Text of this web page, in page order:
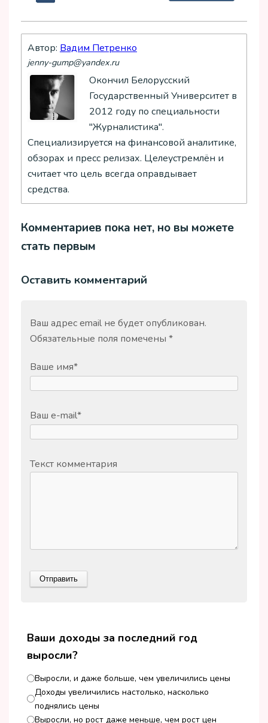
Автор: Вадим Петренко
jenny-gump@yandex.ru
Окончил Белорусский
Государственный Университет в
2012 году по специальности
"Журналистика".
Специализируется на финансовой аналитике,
обзорах и пресс релизах. Целеустремлён и
считает что цель всегда оправдывает
средства.
Комментариев пока нет, но вы можете
стать первым
Оставить комментарий
Ваш адрес email не будет опубликован.
Обязательные поля помечены *
Ваше имя*
Ваш e-mail*
Текст комментария
Ваши доходы за последний год
выросли?
Выросли, и даже больше, чем увеличились цены
Доходы увеличились настолько, насколько
поднялись цены
Выросли, но рост даже меньше, чем рост цен